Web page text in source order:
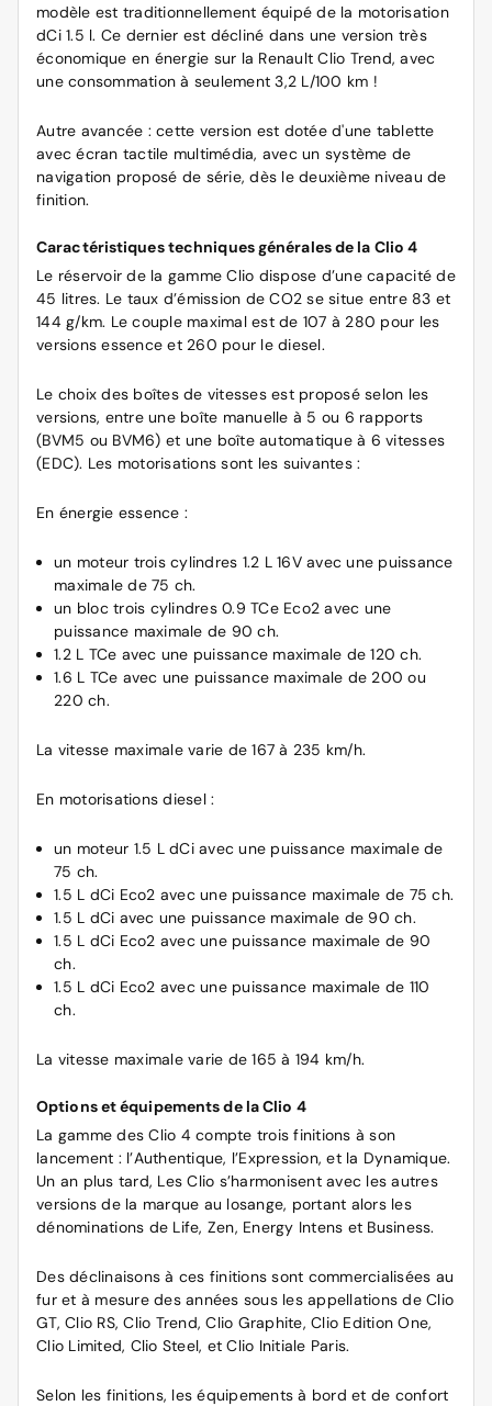
modèle est traditionnellement équipé de la motorisation
dCi 1.5 l. Ce dernier est décliné dans une version très
économique en énergie sur la Renault Clio Trend, avec
une consommation à seulement 3,2 L/100 km !
Autre avancée : cette version est dotée d'une tablette
avec écran tactile multimédia, avec un système de
navigation proposé de série, dès le deuxième niveau de
finition.
Caractéristiques techniques générales de la Clio 4
Le réservoir de la gamme Clio dispose d’une capacité de
45 litres. Le taux d’émission de CO2 se situe entre 83 et
144 g/km. Le couple maximal est de 107 à 280 pour les
versions essence et 260 pour le diesel.
Le choix des boîtes de vitesses est proposé selon les
versions, entre une boîte manuelle à 5 ou 6 rapports
(BVM5 ou BVM6) et une boîte automatique à 6 vitesses
(EDC). Les motorisations sont les suivantes :
En énergie essence :
un moteur trois cylindres 1.2 L 16V avec une puissance
maximale de 75 ch.
un bloc trois cylindres 0.9 TCe Eco2 avec une
puissance maximale de 90 ch.
1.2 L TCe avec une puissance maximale de 120 ch.
1.6 L TCe avec une puissance maximale de 200 ou
220 ch.
La vitesse maximale varie de 167 à 235 km/h.
En motorisationsdiesel:
un moteur 1.5 L dCi avec une puissance maximale de
75 ch.
1.5 L dCi Eco2 avec une puissance maximale de 75 ch.
1.5 L dCi avec une puissance maximale de 90 ch.
1.5 L dCi Eco2 avec une puissance maximale de 90
ch.
1.5 L dCi Eco2 avec une puissance maximale de 110
ch.
La vitesse maximale varie de 165 à 194 km/h.
Options et équipements de la Clio 4
La gamme des Clio 4 compte trois finitions à son
lancement : l’Authentique, l’Expression, et la Dynamique.
Un an plus tard, Les Clio s’harmonisent avec les autres
versions de la marque au losange, portant alors les
dénominations de Life, Zen, Energy Intens et Business.
Des déclinaisons à ces finitions sont commercialisées au
fur et à mesure des années sous les appellations de Clio
GT, Clio RS, Clio Trend, Clio Graphite, Clio Edition One,
Clio Limited, Clio Steel, et Clio Initiale Paris.
Selon les finitions, les équipements à bord et de confort